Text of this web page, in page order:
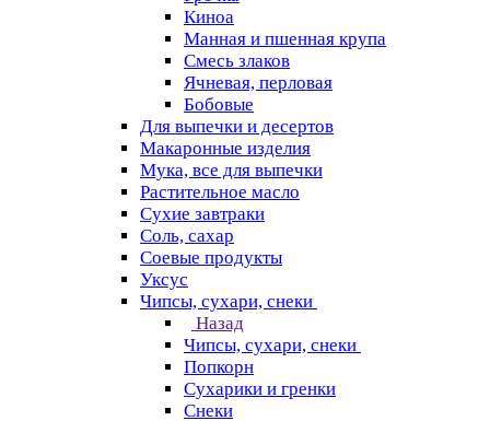
Киноа
Манная и пшенная крупа
Смесь злаков
Ячневая, перловая
Бобовые
Для выпечки и десертов
Макаронные изделия
Мука, все для выпечки
Растительное масло
Сухие завтраки
Соль, сахар
Соевые продукты
Уксус
Чипсы, сухари, снеки
Назад
Чипсы, сухари, снеки
Попкорн
Сухарики и гренки
Снеки